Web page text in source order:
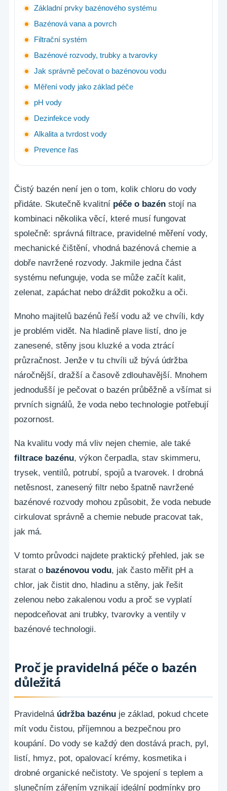
Základní prvky bazénového systému
Bazénová vana a povrch
Filtrační systém
Bazénové rozvody, trubky a tvarovky
Jak správně pečovat o bazénovou vodu
Měření vody jako základ péče
pH vody
Dezinfekce vody
Alkalita a tvrdost vody
Prevence řas
Čistý bazén není jen o tom, kolik chloru do vody
přidáte. Skutečně kvalitní péče o bazén stojí na
kombinaci několika věcí, které musí fungovat
společně: správná filtrace, pravidelné měření vody,
mechanické čištění, vhodná bazénová chemie a
dobře navržené rozvody. Jakmile jedna část
systému nefunguje, voda se může začít kalit,
zelenat, zapáchat nebo dráždit pokožku a oči.
Mnoho majitelů bazénů řeší vodu až ve chvíli, kdy
je problém vidět. Na hladině plave listí, dno je
zanesené, stěny jsou kluzké a voda ztrácí
průzračnost. Jenže v tu chvíli už bývá údržba
náročnější, dražší a časově zdlouhavější. Mnohem
jednodušší je pečovat o bazén průběžně a všímat si
prvních signálů, že voda nebo technologie potřebují
pozornost.
Na kvalitu vody má vliv nejen chemie, ale také
filtrace bazénu, výkon čerpadla, stav skimmeru,
trysek, ventilů, potrubí, spojů a tvarovek. I drobná
netěsnost, zanesený filtr nebo špatně navržené
bazénové rozvody mohou způsobit, že voda nebude
cirkulovat správně a chemie nebude pracovat tak,
jak má.
V tomto průvodci najdete praktický přehled, jak se
starat o bazénovou vodu, jak často měřit pH a
chlor, jak čistit dno, hladinu a stěny, jak řešit
zelenou nebo zakalenou vodu a proč se vyplatí
nepodceňovat ani trubky, tvarovky a ventily v
bazénové technologii.
Proč je pravidelná péče o bazén
důležitá
Pravidelná údržba bazénu je základ, pokud chcete
mít vodu čistou, příjemnou a bezpečnou pro
koupání. Do vody se každý den dostává prach, pyl,
listí, hmyz, pot, opalovací krémy, kosmetika i
drobné organické nečistoty. Ve spojení s teplem a
slunečním zářením vznikají ideální podmínky pro